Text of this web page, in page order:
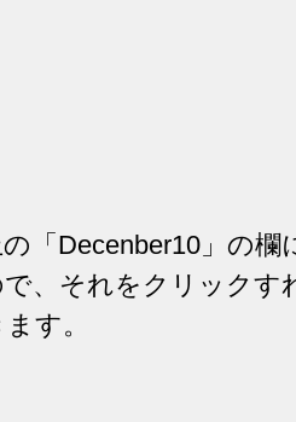
「 Decenber10 」の
、それをクリックす
す。